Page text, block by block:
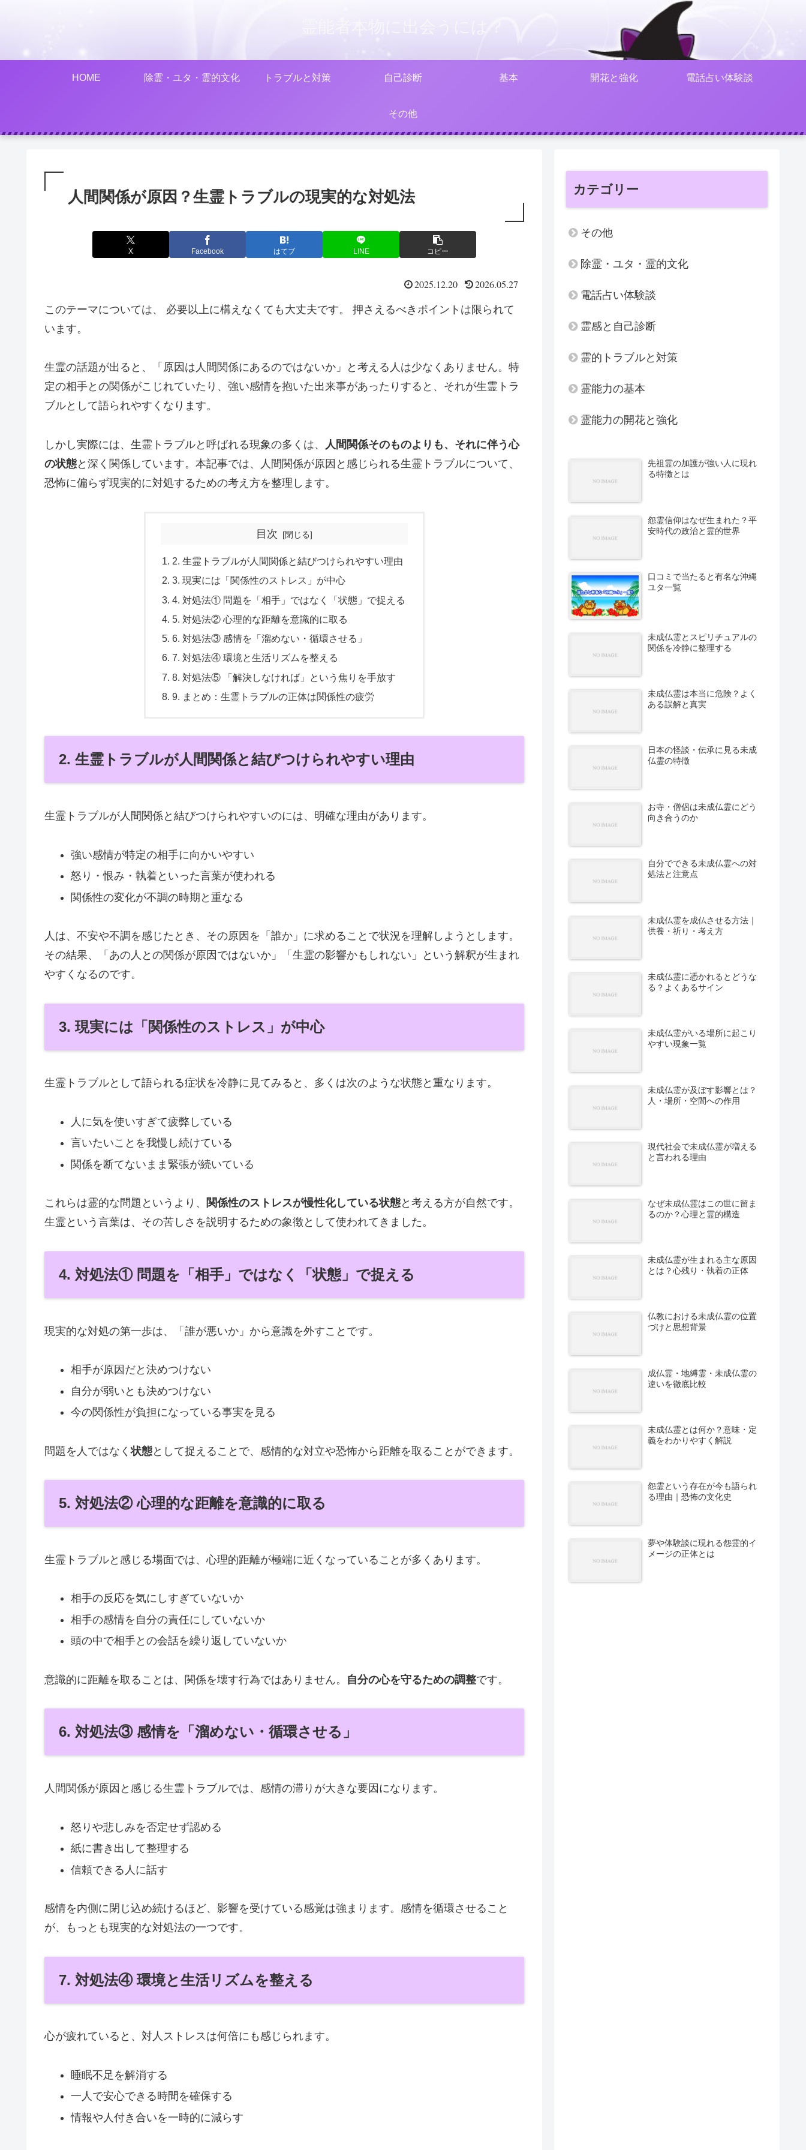
HOME 除霊・ユタ・霊的文化 トラブルと対策 自己診断 基本 開花と強化 電話占い体験談
その他
人間関係が原因？生霊トラブルの現実的な対処法
X Facebook はてブ LINE コピー
2025.12.20 2026.05.27
このテーマについては、 必要以上に構えなくても大丈夫です。 押さえるべきポイントは限られて
います。
生霊の話題が出ると、「原因は人間関係にあるのではないか」と考える人は少なくありません。特
定の相手との関係がこじれていたり、強い感情を抱いた出来事があったりすると、それが生霊トラ
ブルとして語られやすくなります。
しかし実際には、生霊トラブルと呼ばれる現象の多くは、
人間関係そのものよりも、それに伴う心
の状態と深く関係しています。本記事では、人間関係が原因と感じられる生霊トラブルについて、
恐怖に偏らず現実的に対処するための考え方を整理します。
目次
2. 生霊トラブルが人間関係と結びつけられやすい理由
3. 現実には「関係性のストレス」が中心
4. 対処法① 問題を「相手」ではなく「状態」で捉える
5. 対処法② 心理的な距離を意識的に取る
6. 対処法③ 感情を「溜めない・循環させる」
7. 対処法④ 環境と生活リズムを整える
8. 対処法⑤ 「解決しなければ」という焦りを手放す
9. まとめ：生霊トラブルの正体は関係性の疲労
2. 生霊トラブルが人間関係と結びつけられやすい理由
生霊トラブルが人間関係と結びつけられやすいのには、明確な理由があります。
強い感情が特定の相手に向かいやすい
怒り・恨み・執着といった言葉が使われる
関係性の変化が不調の時期と重なる
人は、不安や不調を感じたとき、その原因を「誰か」に求めることで状況を理解しようとします。
その結果、「あの人との関係が原因ではないか」「生霊の影響かもしれない」という解釈が生まれ
やすくなるのです。
3. 現実には「関係性のストレス」が中心
生霊トラブルとして語られる症状を冷静に見てみると、多くは次のような状態と重なります。
人に気を使いすぎて疲弊している
言いたいことを我慢し続けている
関係を断てないまま緊張が続いている
これらは霊的な問題というより、 関係性のストレスが慢性化している状態と考える方が自然です。
生霊という言葉は、その苦しさを説明するための象徴として使われてきました。
4. 対処法① 問題を「相手」ではなく「状態」で捉える
現実的な対処の第一歩は、「誰が悪いか」から意識を外すことです。
相手が原因だと決めつけない
自分が弱いとも決めつけない
今の関係性が負担になっている事実を見る
問題を人ではなく状態として捉えることで、感情的な対立や恐怖から距離を取ることができます。
5. 対処法② 心理的な距離を意識的に取る
生霊トラブルと感じる場面では、心理的距離が極端に近くなっていることが多くあります。
相手の反応を気にしすぎていないか
相手の感情を自分の責任にしていないか
頭の中で相手との会話を繰り返していないか
意識的に距離を取ることは、関係を壊す行為ではありません。 自分の心を守るための調整です。
6. 対処法③ 感情を「溜めない・循環させる」
人間関係が原因と感じる生霊トラブルでは、感情の滞りが大きな要因になります。
怒りや悲しみを否定せず認める
紙に書き出して整理する
信頼できる人に話す
感情を内側に閉じ込め続けるほど、影響を受けている感覚は強まります。感情を循環させること
が、もっとも現実的な対処法の一つです。
7. 対処法④ 環境と生活リズムを整える
心が疲れていると、対人ストレスは何倍にも感じられます。
睡眠不足を解消する
一人で安心できる時間を確保する
情報や人付き合いを一時的に減らす
カテゴリー
その他
除霊・ユタ・霊的文化
電話占い体験談
霊感と自己診断
霊的トラブルと対策
霊能力の基本
霊能力の開花と強化
先祖霊の加護が強い人に現れ
る特徴とは
怨霊信仰はなぜ生まれた？平
安時代の政治と霊的世界
口コミで当たると有名な沖縄
ユタ一覧
未成仏霊とスピリチュアルの
関係を冷静に整理する
未成仏霊は本当に危険？よく
ある誤解と真実
日本の怪談・伝承に見る未成
仏霊の特徴
お寺・僧侶は未成仏霊にどう
向き合うのか
自分でできる未成仏霊への対
処法と注意点
未成仏霊を成仏させる方法｜
供養・祈り・考え方
未成仏霊に憑かれるとどうな
る？よくあるサイン
未成仏霊がいる場所に起こり
やすい現象一覧
未成仏霊が及ぼす影響とは？
人・場所・空間への作用
現代社会で未成仏霊が増える
と言われる理由
なぜ未成仏霊はこの世に留ま
るのか？心理と霊的構造
未成仏霊が生まれる主な原因
とは？心残り・執着の正体
仏教における未成仏霊の位置
づけと思想背景
成仏霊・地縛霊・未成仏霊の
違いを徹底比較
未成仏霊とは何か？意味・定
義をわかりやすく解説
怨霊という存在が今も語られ
る理由｜恐怖の文化史
夢や体験談に現れる怨霊的イ
メージの正体とは